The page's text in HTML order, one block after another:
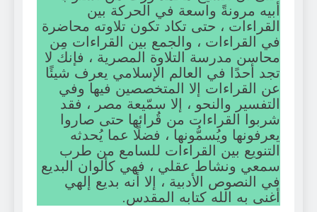
أبيه مرونةً واسعة في الحركة بين
القراءات ، حتى تكاد تكون تلاوته محاضرة
في القراءات ، والجمع بين القراءات مِن
محاسن مدرسة التلاوة المصرية ، فإنك لا
تجد أحدًا في العالم الإسلامي يعرف شيئًا
عن القراءات إلا المتخصصين فيها وفي
التفسير والنحو ، إلا سمّيعة مصر ، فقد
شربوا القراءات من قُرائها حتى صاروا
يعرفونها ويُسمُّونها ، فضلًا عما يُحدثه
التنويع بين القراءات للسامع من طرب
سمعي ونشاط عقلي ، فهي كألوان البديع
في النصوص الأدبية ، إلا أنه بديع إلهي
أغنى به الله كتابه المقدس.